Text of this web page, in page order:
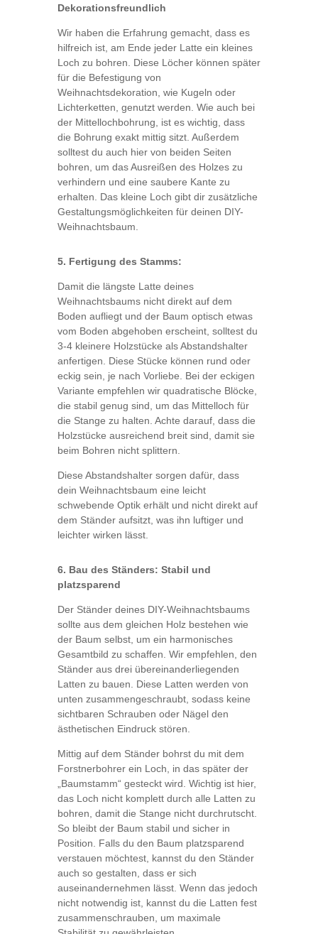
Dekorationsfreundlich
Wir haben die Erfahrung gemacht, dass es
hilfreich ist, am Ende jeder Latte ein kleines
Loch zu bohren. Diese Löcher können später
für die Befestigung von
Weihnachtsdekoration, wie Kugeln oder
Lichterketten, genutzt werden. Wie auch bei
der Mittellochbohrung, ist es wichtig, dass
die Bohrung exakt mittig sitzt. Außerdem
solltest du auch hier von beiden Seiten
bohren, um das Ausreißen des Holzes zu
verhindern und eine saubere Kante zu
erhalten. Das kleine Loch gibt dir zusätzliche
Gestaltungsmöglichkeiten für deinen DIY-
Weihnachtsbaum.
5. Fertigung des Stamms:
Damit die längste Latte deines
Weihnachtsbaums nicht direkt auf dem
Boden aufliegt und der Baum optisch etwas
vom Boden abgehoben erscheint, solltest du
3-4 kleinere Holzstücke als Abstandshalter
anfertigen. Diese Stücke können rund oder
eckig sein, je nach Vorliebe. Bei der eckigen
Variante empfehlen wir quadratische Blöcke,
die stabil genug sind, um das Mittelloch für
die Stange zu halten. Achte darauf, dass die
Holzstücke ausreichend breit sind, damit sie
beim Bohren nicht splittern.
Diese Abstandshalter sorgen dafür, dass
dein Weihnachtsbaum eine leicht
schwebende Optik erhält und nicht direkt auf
dem Ständer aufsitzt, was ihn luftiger und
leichter wirken lässt.
6. Bau des Ständers: Stabil und
platzsparend
Der Ständer deines DIY-Weihnachtsbaums
sollte aus dem gleichen Holz bestehen wie
der Baum selbst, um ein harmonisches
Gesamtbild zu schaffen. Wir empfehlen, den
Ständer aus drei übereinanderliegenden
Latten zu bauen. Diese Latten werden von
unten zusammengeschraubt, sodass keine
sichtbaren Schrauben oder Nägel den
ästhetischen Eindruck stören.
Mittig auf dem Ständer bohrst du mit dem
Forstnerbohrer ein Loch, in das später der
„Baumstamm“ gesteckt wird. Wichtig ist hier,
das Loch nicht komplett durch alle Latten zu
bohren, damit die Stange nicht durchrutscht.
So bleibt der Baum stabil und sicher in
Position. Falls du den Baum platzsparend
verstauen möchtest, kannst du den Ständer
auch so gestalten, dass er sich
auseinandernehmen lässt. Wenn das jedoch
nicht notwendig ist, kannst du die Latten fest
zusammenschrauben, um maximale